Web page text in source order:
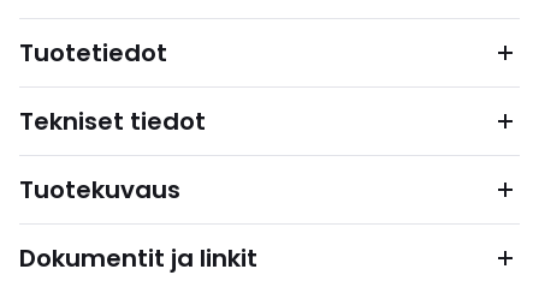
Tuotetiedot
Tekniset tiedot
Tuotekuvaus
Dokumentit ja linkit